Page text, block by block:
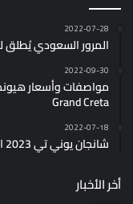
2022-07-28
المرور السعودي يُطلق
2022-09-30
Grand Creta
2022-07-18
شانجان يوني تي 2023 الجديدة كلياً | Changan UNI-T 2023
أخر الأخبار